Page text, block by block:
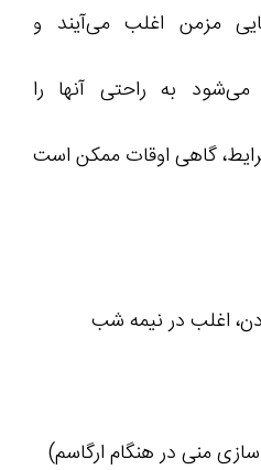
مزمن اغلب می‌آیند و
به راحتی آنها را
گاهی اوقات ممکن است
اغلب در نیمه شب
منی در هنگام ارگاسم)